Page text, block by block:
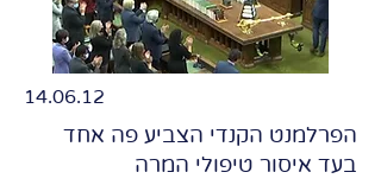
14.06.12
הפרלמנט הקנדי הצביע פה אחד
בעד איסור טיפולי המרה